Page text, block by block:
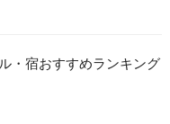
・宿おすすめランキング